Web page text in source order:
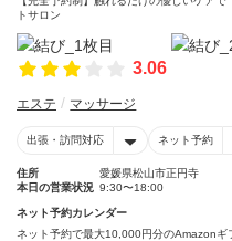
トサロン
3.06
エステ マッサージ
出張・訪問対応 ネット予約
住所
愛媛県松山市正円寺
本日の営業状況 9:30〜18:00
ネット予約カレンダー
ネット予約で最大10,000円分のAmazonギ